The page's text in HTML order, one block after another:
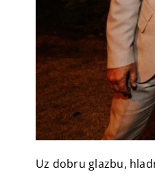
Uz dobru glazbu,